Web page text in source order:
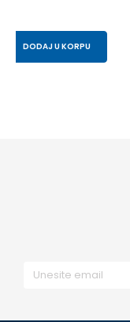
DODAJ U KORPU